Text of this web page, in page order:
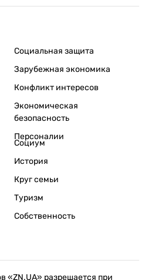
Социальная защита
Зарубежная экономика
Конфликт интересов
Экономическая
безопасность
Персоналии
Социум
История
Круг семьи
Туризм
Собственность
«ZN.UA» разрешается при